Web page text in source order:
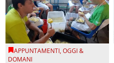
APPUNTAMENTI,OGGI &
DOMANI